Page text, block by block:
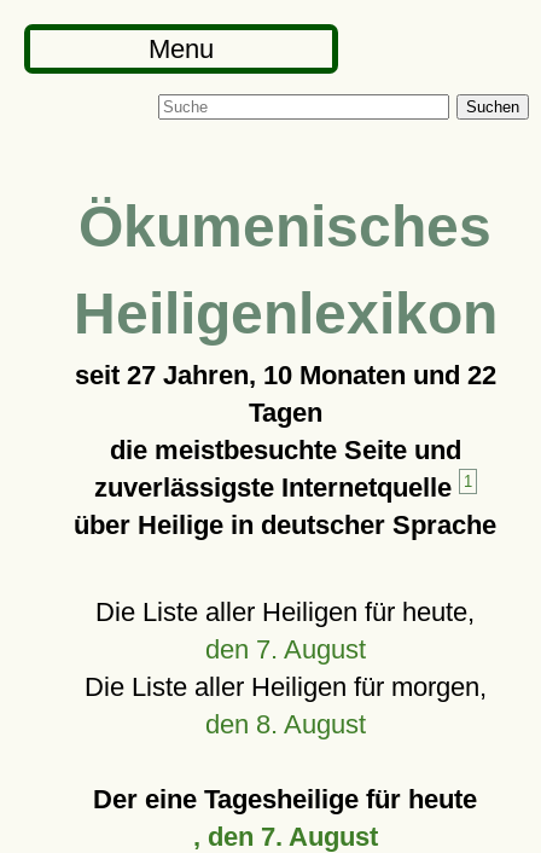
Menu
Suchen
Ökumenisches
Heiligenlexikon
seit 27 Jahren, 10 Monaten und 22
Tagen
die meistbesuchte Seite und
zuverlässigste Internetquelle
1
über Heilige in deutscher Sprache
Die Liste aller Heiligen für heute,
den 7. August
Die Liste aller Heiligen für morgen,
den 8. August
Der eine Tagesheilige für heute
, den 7. August